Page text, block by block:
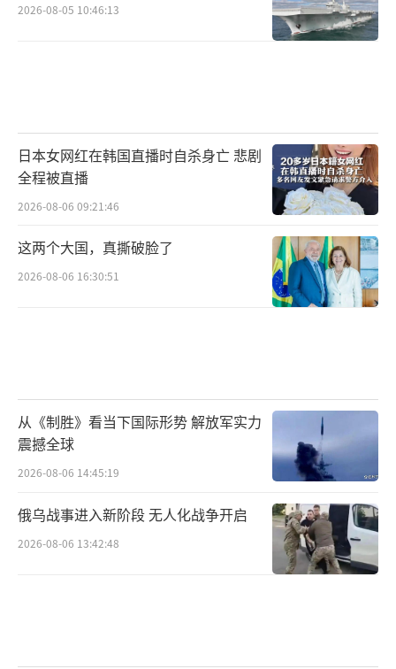
双重危机：一是如何在议会通过立法和预算，
二是如何应对自身定位和票仓流失的更大危
疑预示着日本政坛和市场将迎来一段艰难时
期。（责任编辑：卢其龙 CM0882）
2026-08-05 10:46:13
日本女网红在韩国直播时自杀身亡 悲剧
全程被直播
2026-08-06 09:21:46
这两个大国，真撕破脸了
2026-08-06 16:30:51
从《制胜》看当下国际形势 解放军实力
震撼全球
2026-08-06 14:45:19
俄乌战事进入新阶段 无人化战争开启
2026-08-06 13:42:48